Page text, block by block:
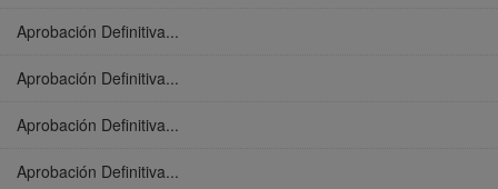
Aprobación Definitiva...
Aprobación Definitiva...
Aprobación Definitiva...
Aprobación Definitiva...